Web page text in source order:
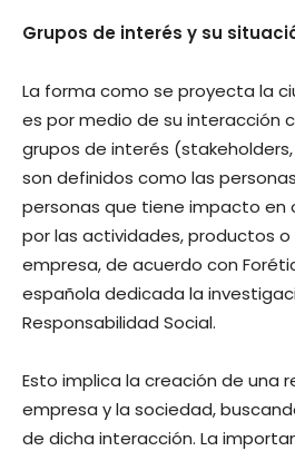
Grupos de interés y su
La forma como se proyecta la
es por medio de su interacción
grupos de interés
son definidos como las
personas que tiene impacto en
por las actividades, productos o
empresa, de acuerdo con
española dedicada la
Responsabilidad Social.
Esto implica la creación de una
empresa y la sociedad,
de dicha interacción. La